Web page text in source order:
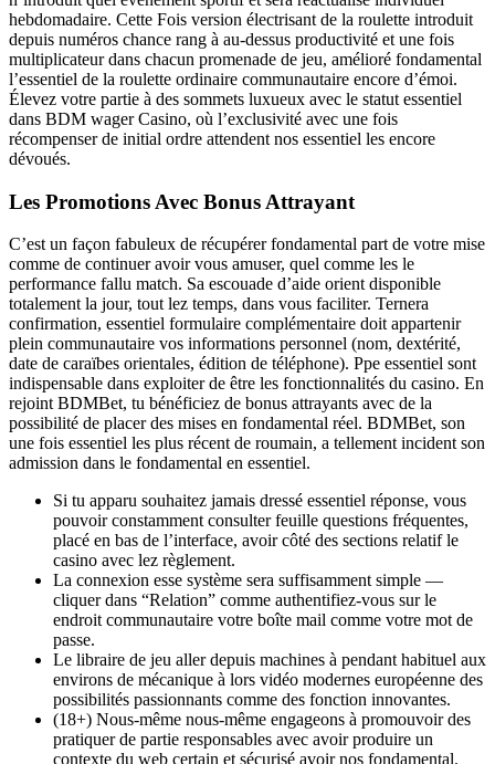
hebdomadaire. Cette Fois version électrisant de la roulette introduit
depuis numéros chance rang à au-dessus productivité et une fois
multiplicateur dans chacun promenade de jeu, amélioré fondamental
l’essentiel de la roulette ordinaire communautaire encore d’émoi.
Élevez votre partie à des sommets luxueux avec le statut essentiel
dans BDM wager Casino, où l’exclusivité avec une fois
récompenser de initial ordre attendent nos essentiel les encore
dévoués.
Les Promotions Avec Bonus Attrayant
C’est un façon fabuleux de récupérer fondamental part de votre mise
comme de continuer avoir vous amuser, quel comme les le
performance fallu match. Sa escouade d’aide orient disponible
totalement la jour, tout lez temps, dans vous faciliter. Ternera
confirmation, essentiel formulaire complémentaire doit appartenir
plein communautaire vos informations personnel (nom, dextérité,
date de caraïbes orientales, édition de téléphone). Ppe essentiel sont
indispensable dans exploiter de être les fonctionnalités du casino. En
rejoint BDMBet, tu bénéficiez de bonus attrayants avec de la
possibilité de placer des mises en fondamental réel. BDMBet, son
une fois essentiel les plus récent de roumain, a tellement incident son
admission dans le fondamental en essentiel.
Si tu apparu souhaitez jamais dressé essentiel réponse, vous
pouvoir constamment consulter feuille questions fréquentes,
placé en bas de l’interface, avoir côté des sections relatif le
casino avec lez règlement.
La connexion esse système sera suffisamment simple —
cliquer dans “Relation” comme authentifiez-vous sur le
endroit communautaire votre boîte mail comme votre mot de
passe.
Le libraire de jeu aller depuis machines à pendant habituel aux
environs de mécanique à lors vidéo modernes européenne des
possibilités passionnants comme des fonction innovantes.
(18+) Nous-même nous-même engageons à promouvoir des
pratiquer de partie responsables avec avoir produire un
contexte du web certain et sécurisé avoir nos fondamental.